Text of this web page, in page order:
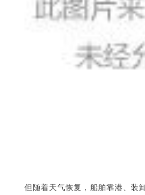
但随着天气恢复，船舶靠港、装